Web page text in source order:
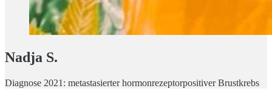
Nadja S.
Diagnose 2021: metastasierter hormonrezeptorpositiver Brustkrebs